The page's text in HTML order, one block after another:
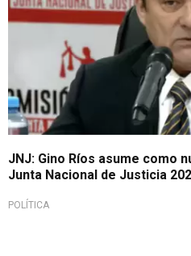
JNJ: Gino Ríos asume como
Junta Nacional de Justicia
POLÍTICA